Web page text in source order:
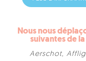
Nous nous
suivantes de
Aerschot,